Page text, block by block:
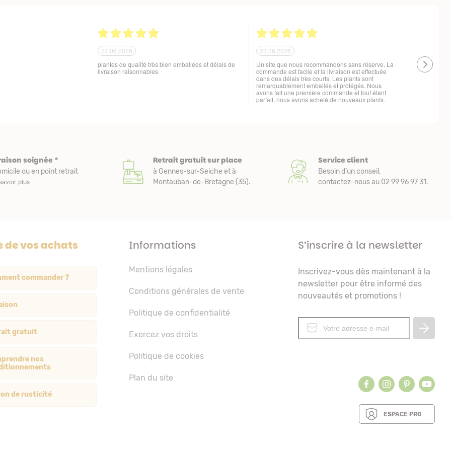
soigné des produits
21.06.2026
Tout est parfait. Je suis enchantée Quoi de plus !
Excellente maison et plantes de qualité. Merci
21.06.2026
Ras, la livraison est conforme à mes attentes
Livraison à
soignée *
ou en point retrait
plus
Retrait gratuit sur place
à Gennes-sur-Seiche et à
Montauban-de-Bretagne (35).
Service client
Besoin d’un conseil,
contactez-nous au 02 99 96 97 31.
de vos achats
commander ?
gratuit
nos
de rusticité
S’inscrire à la newsletter
Inscrivez-vous dès maintenant à la
newsletter pour être informé des
nouveautés et promotions !
ESPACE PRO
Informations
Mentions légales
Conditions générales de vente
Politique de confidentialité
Exercez vos droits
Politique de cookies
Plan du site